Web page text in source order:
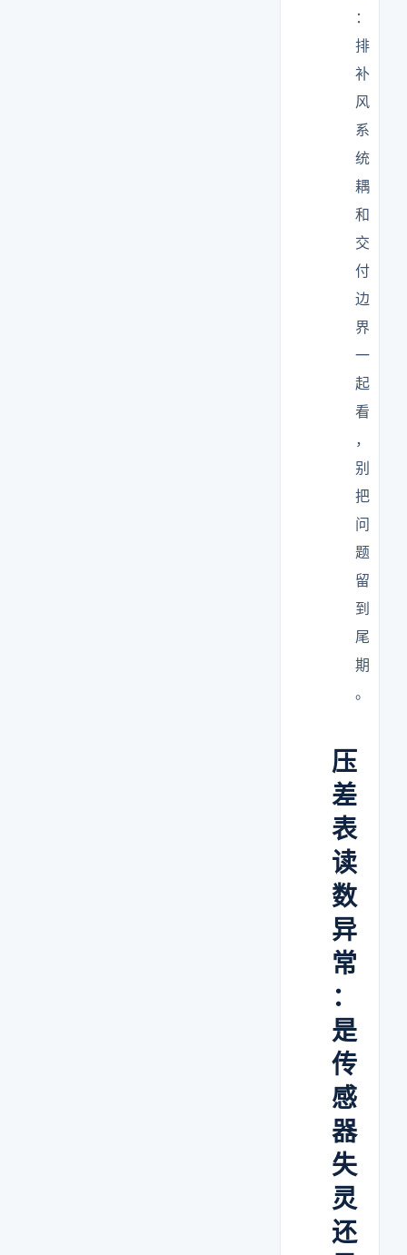
：
排
补
风
系
统
耦
和
交
付
边
界
一
起
看
，
别
把
问
题
留
到
尾
期
。
压
差
表
读
数
异
常
：
是
传
感
器
失
灵
还